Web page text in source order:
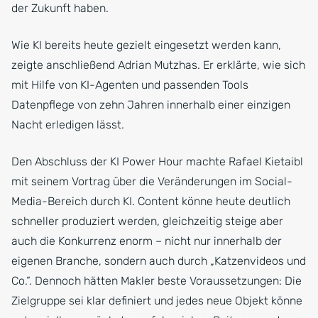
der Zukunft haben.
Wie KI bereits heute gezielt eingesetzt werden kann,
zeigte anschließend Adrian Mutzhas. Er erklärte, wie sich
mit Hilfe von KI-Agenten und passenden Tools
Datenpflege von zehn Jahren innerhalb einer einzigen
Nacht erledigen lässt.
Den Abschluss der KI Power Hour machte Rafael Kietaibl
mit seinem Vortrag über die Veränderungen im Social-
Media-Bereich durch KI. Content könne heute deutlich
schneller produziert werden, gleichzeitig steige aber
auch die Konkurrenz enorm – nicht nur innerhalb der
eigenen Branche, sondern auch durch „Katzenvideos und
Co.“. Dennoch hätten Makler beste Voraussetzungen: Die
Zielgruppe sei klar definiert und jedes neue Objekt könne